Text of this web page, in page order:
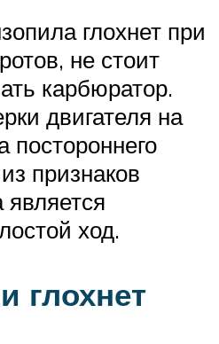
глохнет при
не стоит
карбюратор.
двигателя на
постороннего
признаков
является
ход.
глохнет